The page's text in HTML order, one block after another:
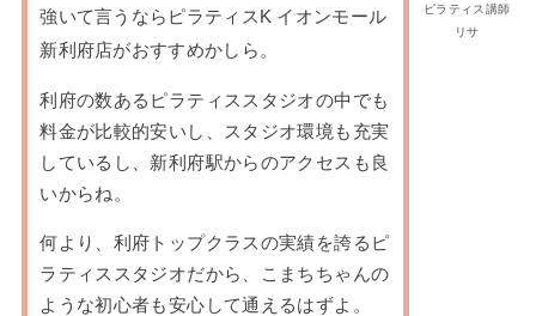
ピラティス講師
リサ
強いて言うならピラティスK イオンモール
新利府店がおすすめかしら。
利府の数あるピラティススタジオの中でも
料金が比較的安いし、スタジオ環境も充実
しているし、新利府駅からのアクセスも良
いからね。
何より、利府トップクラスの実績を誇るピ
ラティススタジオだから、こまちちゃんの
ような初心者も安心して通えるはずよ。